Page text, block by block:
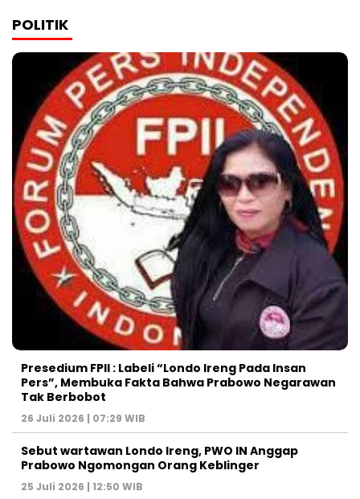
POLITIK
Presedium FPII : Labeli “Londo Ireng Pada Insan
Pers”, Membuka Fakta Bahwa Prabowo Negarawan
Tak Berbobot
26 Juli 2026 | 07:29 WIB
Sebut wartawan Londo Ireng, PWO IN Anggap
Prabowo Ngomongan Orang Keblinger
25 Juli 2026 | 12:50 WIB